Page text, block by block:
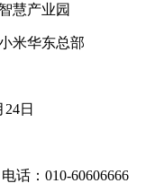
慧产业园
米华东总部
日
话：010-60606666